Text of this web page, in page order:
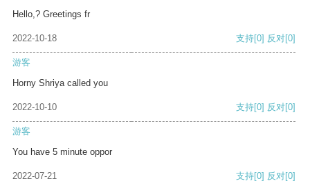
Hello,? Greetings fr
2022-10-18 支持[0] 反对[0]
游客
Horny Shriya called you
2022-10-10 支持[0] 反对[0]
游客
You have 5 minute oppor
2022-07-21 支持[0] 反对[0]